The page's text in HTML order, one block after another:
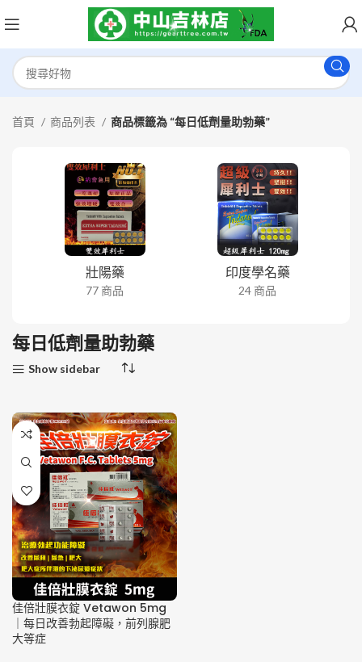
首頁 商品列表 商品標籤為 “每日低劑量助勃藥”
壯陽藥
77 商品
印度學名藥
24 商品
每日低劑量助勃藥
Show sidebar
佳倍壯膜衣錠 Vetawon 5mg
｜每日改善勃起障礙，前列腺肥
大等症